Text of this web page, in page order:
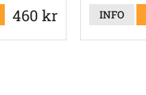
460 kr INFO